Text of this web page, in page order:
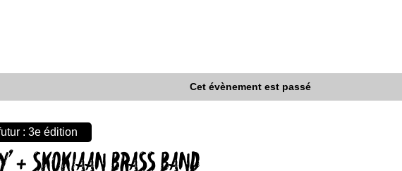
Cet évènement est passé
: 3e édition